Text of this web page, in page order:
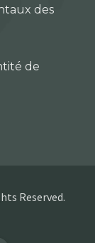
des
de
Reserved.